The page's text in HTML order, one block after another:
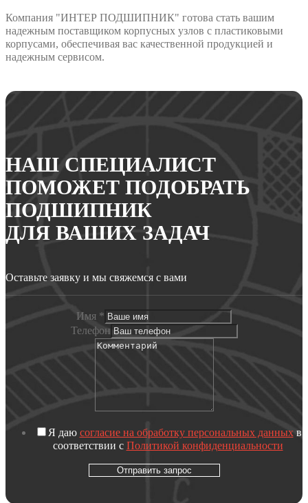
Компания "ИНТЕР ПОДШИПНИК" готова стать вашим
надежным поставщиком корпусных узлов с пластиковыми
корпусами, обеспечивая вас качественной продукцией и
надежным сервисом.
НАШ СПЕЦИАЛИСТ
ПОМОЖЕТ ПОДОБРАТЬ
ПОДШИПНИК
ДЛЯ ВАШИХ ЗАДАЧ
Оставьте заявку и мы свяжемся с вами
Имя *
Телефон
Я даю согласие на обработку персональных данныхв
соответствии с Политикой конфиденциальности
Отправить запрос